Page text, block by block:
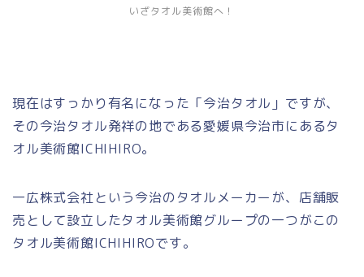
いざタオル美術館へ！
現在はすっかり有名になった「今治タオル」ですが、
その今治タオル発祥の地である愛媛県今治市にあるタ
オル美術館ICHIHIRO。
一広株式会社という今治のタオルメーカーが、店舗販
売として設立したタオル美術館グループの一つがこの
タオル美術館ICHIHIROです。